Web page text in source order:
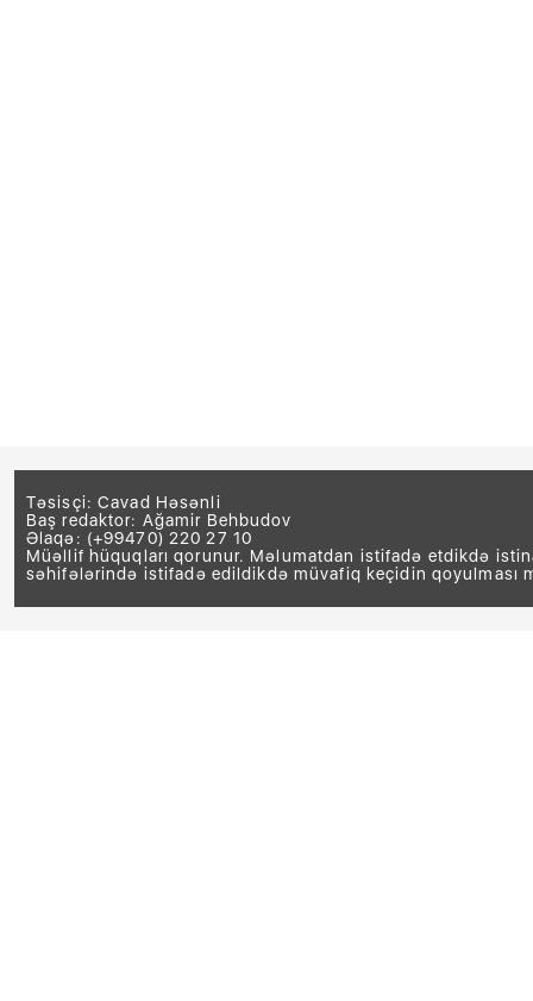
Təsisçi: Cavad Həsənli
Baş redaktor: Ağamir Behbudov
Əlaqə: (+99470) 220 27 10
Müəllif hüquqları qorunur. Məlumatdan istifadə etdikdə
səhifələrində istifadə edildikdə müvafiq keçidin qoyulması